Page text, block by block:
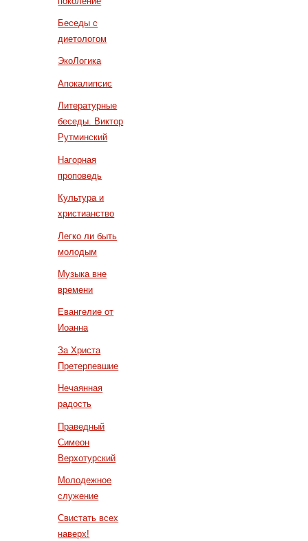
Беседы с
диетологом
ЭкоЛогика
Апокалипсис
Литературные
беседы. Виктор
Рутминский
Нагорная
проповедь
Культура и
христианство
Легко ли быть
молодым
Музыка вне
времени
Евангелие от
Иоанна
За Христа
Претерпевшие
Нечаянная
радость
Праведный
Симеон
Верхотурский
Молодежное
служение
Свистать всех
наверх!